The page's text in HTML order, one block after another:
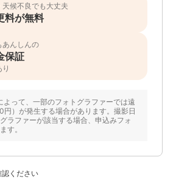
天候不良でも大丈夫
料が無料
あんしんの
保証
よって、一部のフォトグラファーでは遠
）が発生する場合があります。撮影日
ラファーが該当する場合、申込みフォ
す。
認ください